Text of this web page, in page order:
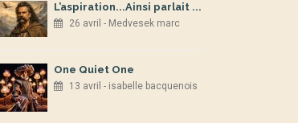
L’aspiration...Ainsi parlait ...
26 avril - Medvesek marc
One Quiet One
13 avril - isabelle bacquenois